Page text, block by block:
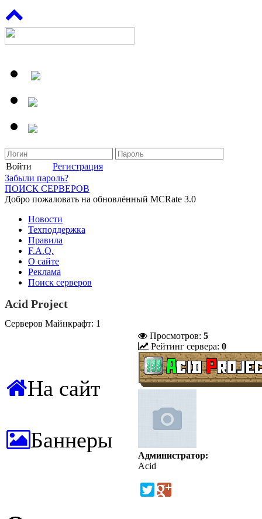
Войти
Регистрация
Забыли пароль?
ПОИСК СЕРВЕРОВ
Добро пожаловать на обновлённый MCRate 3.0
Новости
Техподдержка
Правила
F.A.Q.
О сайте
Реклама
Поиск серверов
Acid Project
Серверов Майнкрафт: 1
На сайт
Баннеры
Просмотров: 5
Рейтинг сервера: 0
Администратор:
Acid